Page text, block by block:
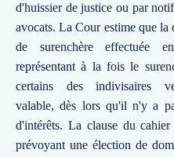
d'huissier de justice ou par
avocats. La Cour estime que la
de surenchère effectuée
représentant à la fois le
certains des indivisaires
valable, dès lors qu'il n'y a
d'intérêts. La clause du cahier
prévoyant une élection de